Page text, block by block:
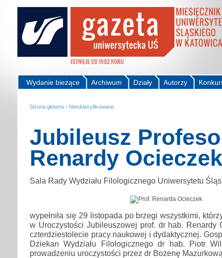
Autorzy
Działy
Archiwum
Wydanie bieżące
Strona główna › Niesklasyfikowane
Jubileusz
Renardy Ocieczek
Sala Rady Wydziału Filologicznego Uniwersytetu
wypełniła się 29 listopada po brzegi wszystkimi,
w Uroczystości Jubileuszowej prof. dr hab. Renardy
czterdziestolecie pracy naukowej i dydaktycznej.
Dziekan Wydziału Filologicznego dr hab. Piotr
prowadzeniu uroczystości przez dr Bożenę